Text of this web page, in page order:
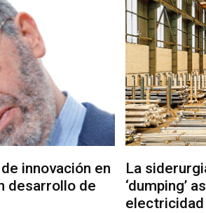
innovación en
desarrollo de
La
‘dumping’
electricidad